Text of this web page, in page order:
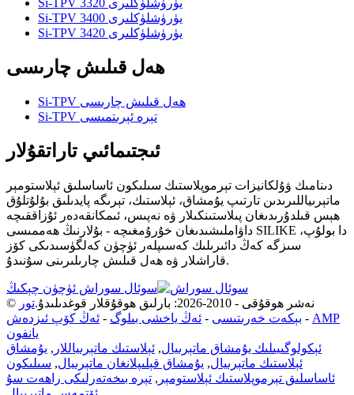
Si-TPV 3400 يۈرۈشلۈكلىرى
Si-TPV 3420 يۈرۈشلۈكلىرى
ھەل قىلىش چارىسى
Si-TPV ھەل قىلىش چارىسى
Si-TPV تېرە ئېرىتمىسى
ئىجتىمائىي تاراتقۇلار
دىنامىك ۋۇلكانيزات تېرموپلاستىك سىلىكون ئاساسلىق ئېلاستومېر
ماتېرىياللىرىدىن تارتىپ يۇمشاق، ئېلاستىك، تېرىگە پايدىلىق بۇلۇتلۇق
ھېس قىلدۇرىدىغان پىلاستىنكىلار ۋە نەپىس، ئىمكانقەدەر ئۇزاققىچە
داۋاملىشىدىغان خۇرۇمغىچە - بۇلارنىڭ ھەممىسى SILIKE دا بولۇپ،
سىزگە كەڭ دائىرىلىك كەسىپلەر ئۈچۈن كەلگۈسىدىكى كۆز
قاراشلار ۋە ھەل قىلىش چارىلىرىنى سۇنىدۇ.
سوئال سوراش ئۈچۈن چېكىڭ
© نەشر ھوقۇقى - 2010-2026: بارلىق ھوقۇقلار قوغدىلىدۇ.
تور
بېكەت خەرىتىسى - ئەڭ ياخشى بىلوگ - ئەڭ كۆپ ئىزدەش - AMP
يانفون
ئېكولوگىيىلىك يۇمشاق ماتېرىيال, ئېلاستىك ماتېرىياللار , يۇمشاق
ئېلاستىك ماتېرىيال, يۇمشاق قېلىپلانغان ماتېرىيال, سىلىكون
ئاساسلىق تېرموپلاستىك ئېلاستومېر , تېرە بىخەتەرلىكى راھەت سۇ